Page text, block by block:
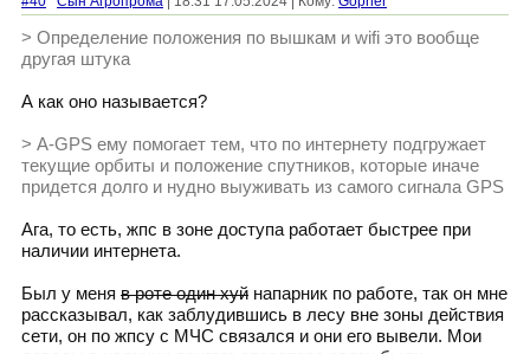
> Определение положения по вышкам и wifi это вообще
другая штука
А как оно называется?
> A-GPS ему помогает тем, что по интернету подгружает
текущие орбиты и положение спутников, которые иначе
придется долго и нудно выуживать из самого сигнала GPS
Ага, то есть, жпс в зоне доступа работает быстрее при
наличии интернета.
Был у меня в роте один хуй напарник по работе, так он мне
рассказывал, как заблудившись в лесу вне зоны действия
сети, он по жпсу с МЧС связался и они его вывели. Мои